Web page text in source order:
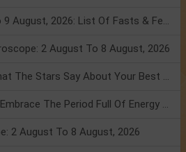
Weekly Horoscope 3 To 9 August, 2026: List Of Fasts & Festivals
2 August To 8 August, 2026
Friendship Day 2026: What The Stars Say About Your Best Friend!
Mars Transit In Gemini: Embrace The Period Full Of Energy & Intelligence
2 August To 8 August, 2026